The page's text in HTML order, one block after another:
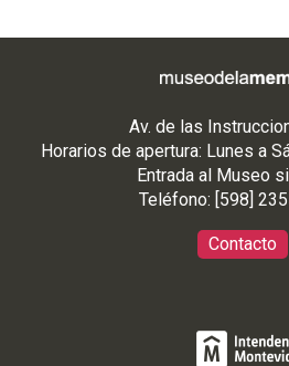
Av. de las
Horarios de apertura: Lunes a
Entrada al Museo
Teléfono: [598]
Contacto